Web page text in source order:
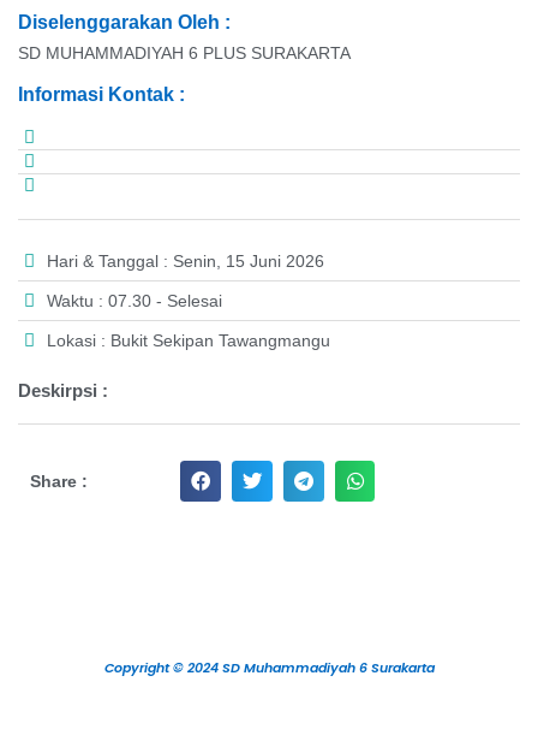
Diselenggarakan Oleh :
SD MUHAMMADIYAH 6 PLUS SURAKARTA
Informasi Kontak :
Hari & Tanggal : Senin, 15 Juni 2026
Waktu : 07.30 - Selesai
Lokasi : Bukit Sekipan Tawangmangu
Deskirpsi :
Share :
Copyright © 2024 SD Muhammadiyah 6 Surakarta